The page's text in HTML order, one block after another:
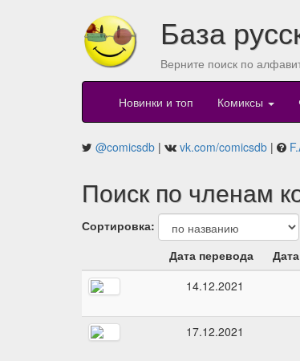
База
Верните поиск по
Новинки и топ Комиксы
@comicsdb | vk.com/comicsdb |
Поиск по членам
Сортировка:
Дата перевода
14.12.2021
17.12.2021